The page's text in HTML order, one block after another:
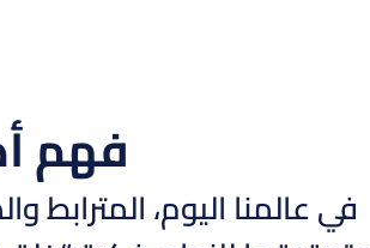
فهم
في عالمنا اليوم،